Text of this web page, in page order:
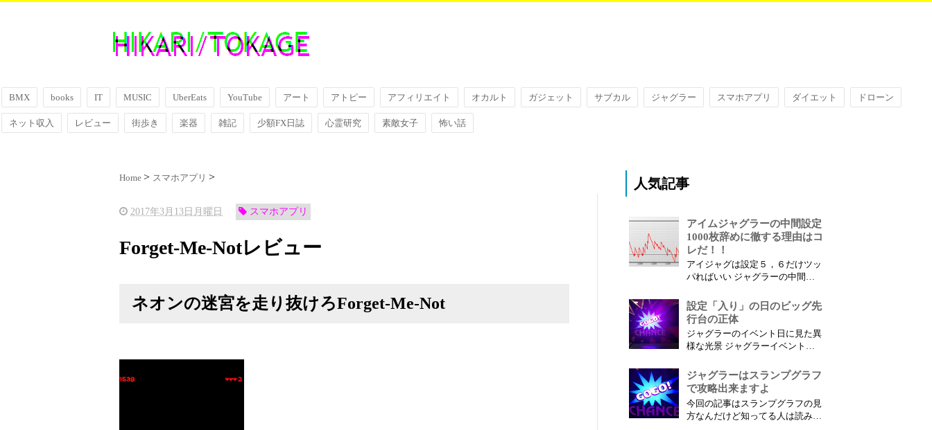
BMX books IT MUSIC UberEats YouTube アート アトピー アフィリエイト オカルト ガジェット サブカル ジャグラー スマホアプリ ダイエット ドローン
ネット収入 レビュー 街歩き 楽器 雑記 少額FX日誌 心霊研究 素敵女子 怖い話
Home スマホアプリ
2017年3月13日月曜日 スマホアプリ
Forget-Me-Notレビュー
ネオンの迷宮を走り抜けろForget-Me-Not
人気記事
アイムジャグラーの中間設定
1000枚辞めに徹する理由はコ
レだ！！
アイジャグは設定５，６だけツッ
パればいい ジャグラーの中間設
辞めても良いと思う、アイム系の
中間設定は V字の波 を連続して描
きやすく飲まれては出て飲まれて
は出てを繰り返しやすい、 特に
飲まれ辞めだけは避けて通りたい
設定「入り」の日のビッグ先
行台の正体
ジャグラーのイベント日に見た異
様な光景 ジャグラーイベントが
超ビッグ先行台と超バケ先行台
。 これは、もう確定的だね、ど
っちも 「高設定の入りサイン」
なんだよ。 って言っても、アイ
ムSP 2000回転でB14R1とかとか
ジャグラーはスランプグラフ
で攻略出来ますよ
今回の記事はスランプグラフの見
方なんだけど知ってる人は読み飛